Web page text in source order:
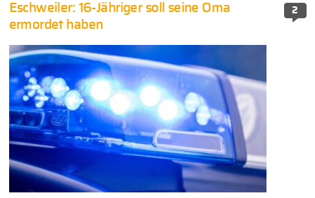
2
Eschweiler: 16-Jähriger soll seine Oma
ermordet haben